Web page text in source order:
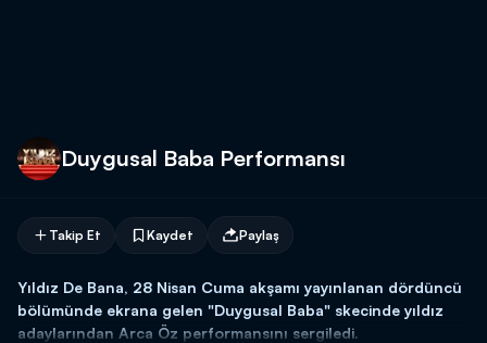
Duygusal Baba Performansı
Takip Et Kaydet Paylaş
Yıldız De Bana, 28 Nisan Cuma akşamı yayınlanan dördüncü
bölümünde ekrana gelen "Duygusal Baba" skecinde yıldız
adaylarından Arca Öz performansını sergiledi.